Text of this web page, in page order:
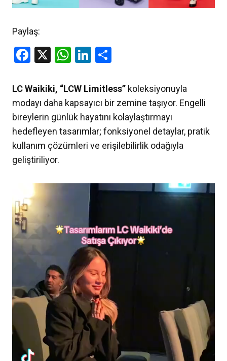
Paylaş:
Facebook
X WhatsApp
LinkedIn
LC Waikiki, “LCW Limitless” koleksiyonuyla
modayı daha kapsayıcı bir zemine taşıyor. Engelli
bireylerin günlük hayatını kolaylaştırmayı
hedefleyen tasarımlar; fonksiyonel detaylar, pratik
kullanım çözümleri ve erişilebilirlik odağıyla
geliştiriliyor.